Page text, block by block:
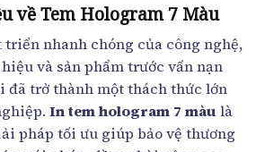
về Tem Hologram 7 Màu
nhanh chóng của công nghệ,
và sản phẩm trước vấn nạn
đã trở thành một thách thức lớn
In tem hologram 7 màu là
pháp tối ưu giúp bảo vệ thương